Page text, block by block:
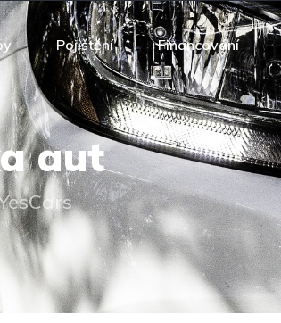
Pojištění Financování
aut